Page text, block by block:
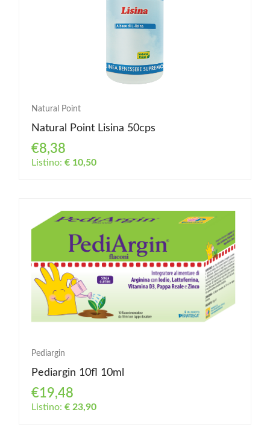
Natural Point
Natural Point Lisina 50cps
€8,38
Listino: € 10,50
Pediargin
Pediargin 10fl 10ml
€19,48
Listino: € 23,90